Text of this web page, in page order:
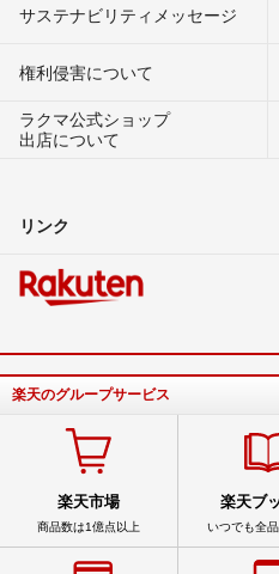
サステナビリティメッセージ
権利侵害について
ラクマ公式ショップ
出店について
リンク
楽天のグループサービス
楽天市場
商品数は1億点以上
楽天ブ
いつでも全